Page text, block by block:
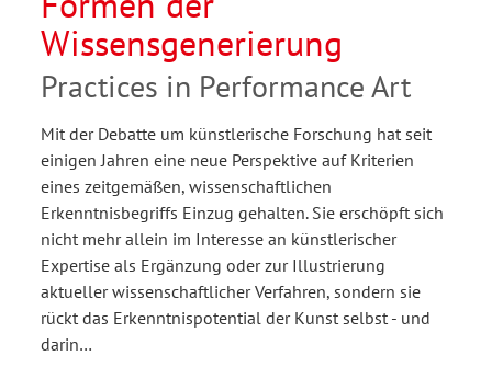
Wissensgenerierung
Practices in Performance Art
Mit der Debatte um künstlerische Forschung hat seit
einigen Jahren eine neue Perspektive auf Kriterien
eines zeitgemäßen, wissenschaftlichen
Erkenntnisbegriffs Einzug gehalten. Sie erschöpft sich
nicht mehr allein im Interesse an künstlerischer
Expertise als Ergänzung oder zur Illustrierung
aktueller wissenschaftlicher Verfahren, sondern sie
rückt das Erkenntnispotential der Kunst selbst - und
darin…